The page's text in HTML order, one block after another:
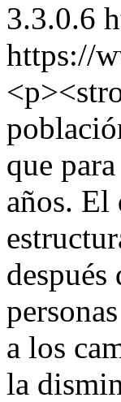
3.3.0.6
https://
que
años.
a los
la